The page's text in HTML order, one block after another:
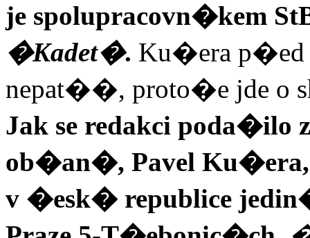
je spolupracovn�kem
�Kadet�. Ku�era p�ed
nepat��, proto�e jde o
Jak se redakci
ob�an�, Pavel
v �esk� republice